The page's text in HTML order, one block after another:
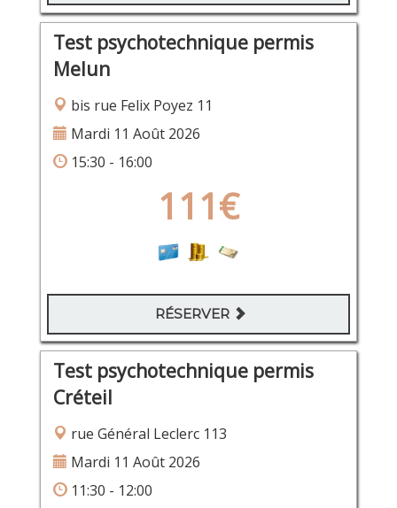
Test psychotechnique permis
Melun
bis rue Felix Poyez 11
Mardi 11 Août 2026
15:30 - 16:00
111€
RÉSERVER
Test psychotechnique permis
Créteil
rue Général Leclerc 113
Mardi 11 Août 2026
11:30 - 12:00